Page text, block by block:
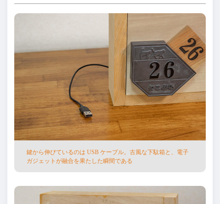
鍵から伸びているのは USB ケーブル。古⾵な下駄箱と、電⼦
ガジェットが融合を果たした瞬間である